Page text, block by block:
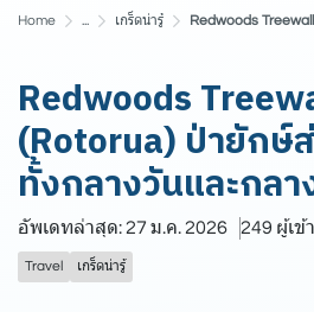
Home ... เกร็ดน่ารู้ Redwoods Treewalk
Redwoods
(Rotorua) ป่ายักษ์
ทั้งกลางวันและกล
อัพเดทล่าสุด: 27 ม.ค. 2026 249 ผู้เข้
Travel เกร็ดน่ารู้